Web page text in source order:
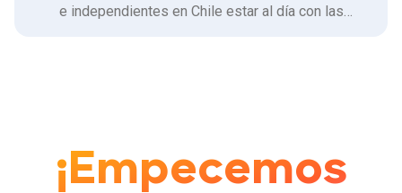
e independientes en Chile estar al día con las
¡Empecemos